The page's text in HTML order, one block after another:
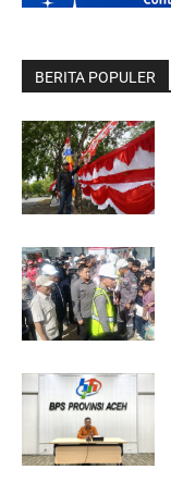
BERITA POPULER